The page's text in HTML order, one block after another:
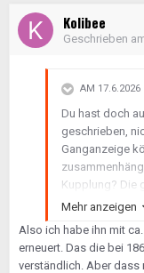
Kolibee
Geschrieben
AM 17.6.2026
Du hast doch
geschrieben,
Ganganzeige
Kupplung? Die
war die
Mehr anzeigen
Also ich habe ihn mit
erneuert. Das die bei
verständlich. Aber dass